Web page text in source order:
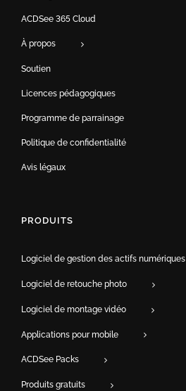
ACDSee 365 Cloud
À propos
Soutien
Licences pédagogiques
Programme de parrainage
Politique de confidentialité
Avis légaux
PRODUITS
Logiciel de gestion des actifs numériques
Logiciel de retouche photo
Logiciel de montage vidéo
Applications pour mobile
ACDSee Packs
Produits gratuits